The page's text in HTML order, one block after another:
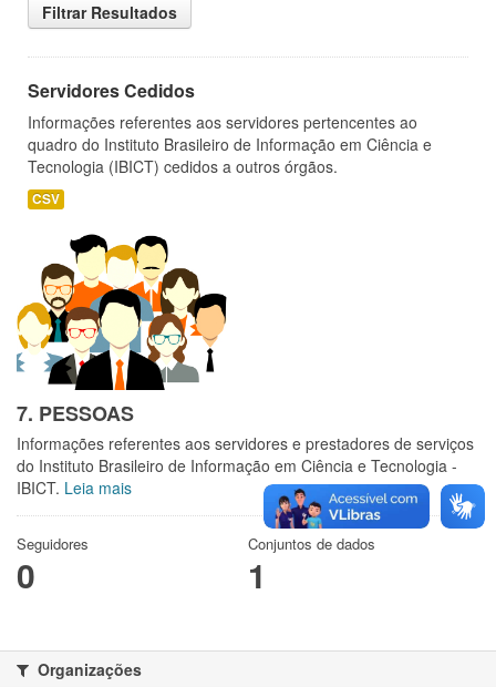
Filtrar Resultados
Servidores Cedidos
Informações referentes aos servidores pertencentes ao
quadro do Instituto Brasileiro de Informação em Ciência e
Tecnologia (IBICT) cedidos a outros órgãos.
CSV
7. PESSOAS
Informações referentes aos servidores e prestadores de serviços
do Instituto Brasileiro de Informação em Ciência e Tecnologia -
IBICT. Leia mais
Seguidores
0
Conjuntos de dados
1
Organizações